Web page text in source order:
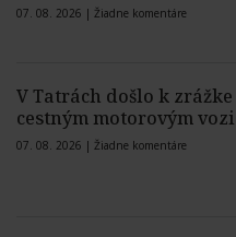
07. 08. 2026 | Žiadne komentáre
V Tatrách došlo k
cestným motorovým
07. 08. 2026 | Žiadne komentáre